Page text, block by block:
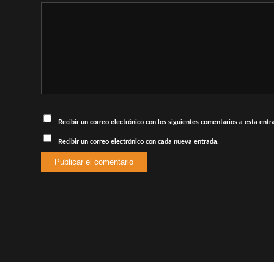
Recibir un correo electrónico con los siguientes comentarios a esta
Recibir un correo electrónico con cada nueva entrada.